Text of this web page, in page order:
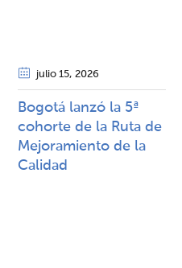
julio 15, 2026
Bogotá lanzó la 5ª
cohorte de la Ruta de
Mejoramiento de la
Calidad​​